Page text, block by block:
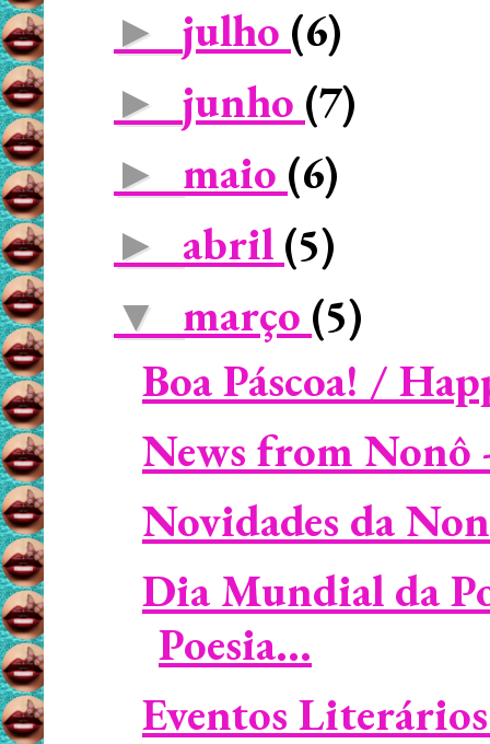
► julho (6)
► junho (7)
► maio (6)
► abril (5)
▼ março (5)
Boa Páscoa! /
News from Nonô
Novidades da
Dia Mundial da
Poesia...
Eventos